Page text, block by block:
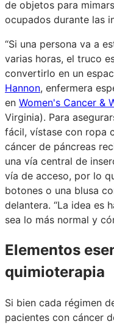
de objetos para
ocupados durante las
“Si una persona va a
varias horas, el truco
convertirlo en un
Hannon, enfermera
en Women's Cancer &
Virginia). Para
fácil, vístase con ropa
cáncer de páncreas
una vía central de
vía de acceso, por lo
botones o una blusa
delantera. “La idea es
sea lo más normal y
Elementos
quimioterapia
Si bien cada régimen
pacientes con cáncer